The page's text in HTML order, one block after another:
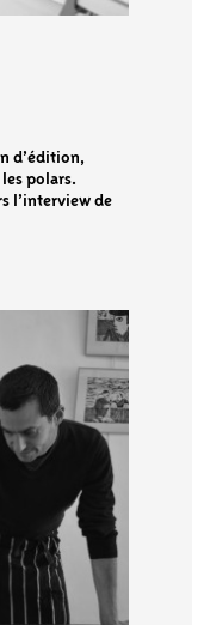
d’édition,
polars.
l’interview de